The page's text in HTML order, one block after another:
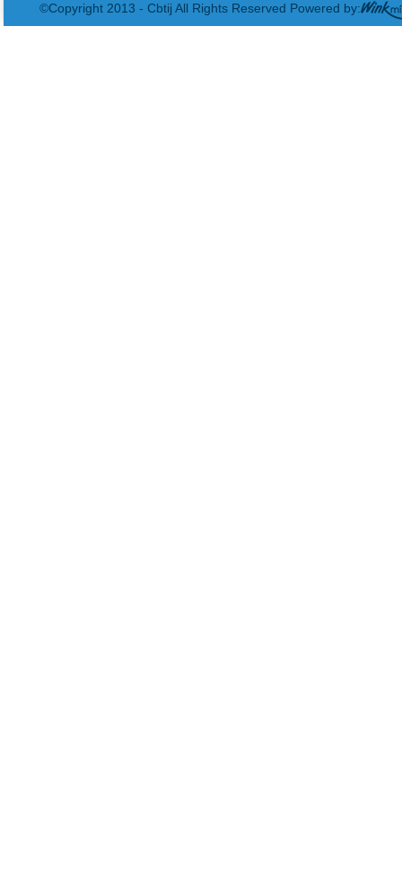
©Copyright 2013 - Cbtij All Rights Reserved Powered by: